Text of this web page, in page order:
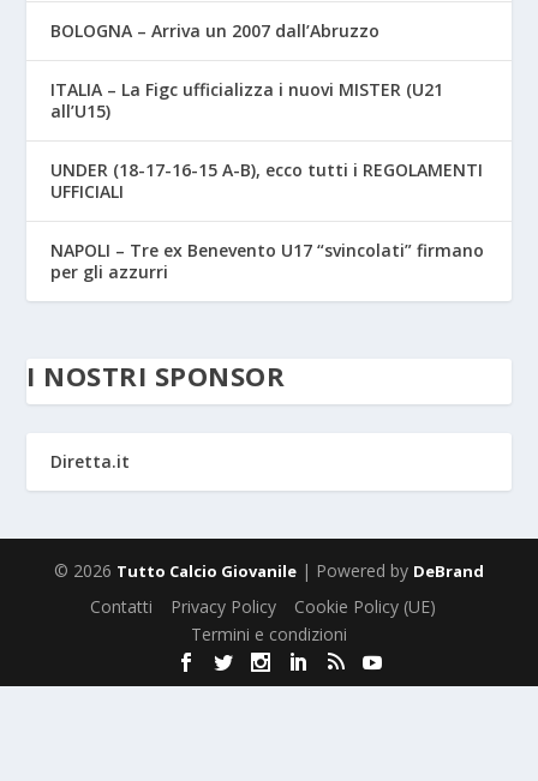
BOLOGNA – Arriva un 2007 dall’Abruzzo
ITALIA – La Figc ufficializza i nuovi MISTER (U21
all’U15)
UNDER (18-17-16-15 A-B), ecco tutti i REGOLAMENTI
UFFICIALI
NAPOLI – Tre ex Benevento U17 “svincolati” firmano
per gli azzurri
I NOSTRI SPONSOR
Diretta.it
© 2026 Tutto Calcio Giovanile | Powered by DeBrand
Contatti Privacy Policy
Cookie Policy (UE)
Termini e condizioni